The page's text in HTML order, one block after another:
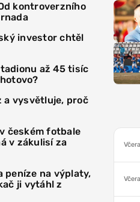
kontroverzního
investor chtěl
až 45 tisíc
a vysvětluje, proč
českém fotbale
v zákulisí za
peníze na výplaty,
ji vytáhl z
Včera
Včera